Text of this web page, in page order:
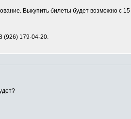
Выкупить билеты будет возможно с 15
(926) 179-04-20.